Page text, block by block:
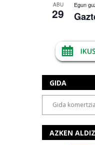
ABU
29
Egun
GIDA
AZKEN